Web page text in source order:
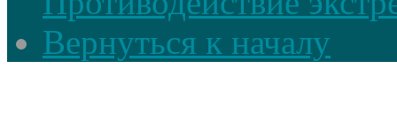
Вернуться к началу